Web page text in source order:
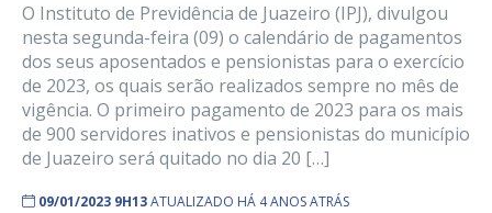
O Instituto de Previdência de Juazeiro (IPJ), divulgou
nesta segunda-feira (09) o calendário de pagamentos
dos seus aposentados e pensionistas para o exercício
de 2023, os quais serão realizados sempre no mês de
vigência. O primeiro pagamento de 2023 para os mais
de 900 servidores inativos e pensionistas do município
de Juazeiro será quitado no dia 20 […]
09/01/2023 9H13ATUALIZADO HÁ 4 ANOS ATRÁS